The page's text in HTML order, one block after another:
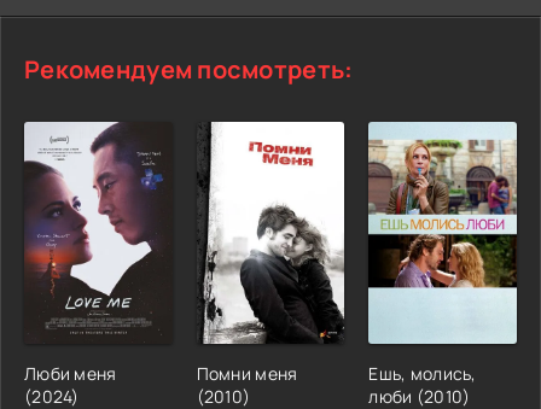
Рекомендуем посмотреть:
Люби меня
(2024)
Помни меня
(2010)
Ешь, молись,
люби (2010)